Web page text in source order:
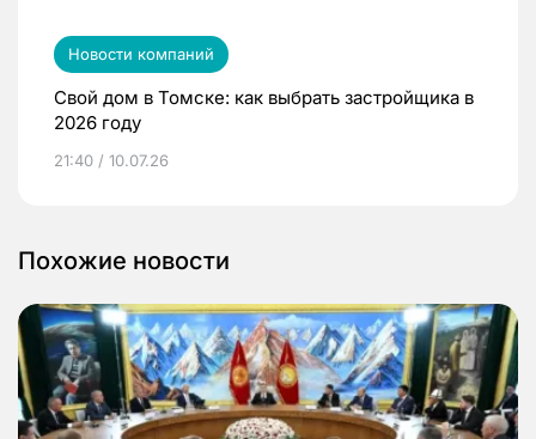
Новости компаний
Свой дом в Томске: как выбрать застройщика в
2026 году
21:40 / 10.07.26
Похожие новости